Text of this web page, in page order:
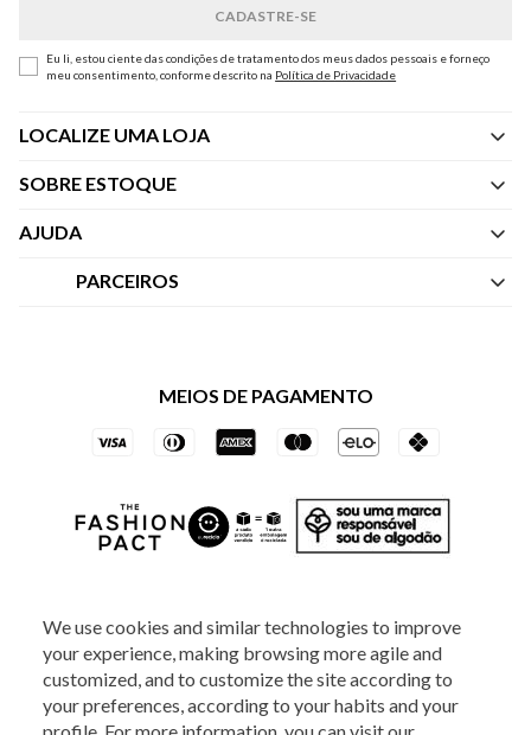
We use cookies and similar technologies to improve
your experience, making browsing more agile and
customized, and to customize the site according to
your preferences, according to your habits and your
Eu li, estou ciente das condições de tratamento dos meus dados pessoais e forneço
meu consentimento, conforme descrito na Política de Privacidade
LOCALIZE UMA LOJA
SOBRE ESTOQUE
Quem Somos
AJUDA
Central de Atendimento
Trocas e Devoluções
PARCEIROS
Vai de Visa
Azul Fidelidade
MEIOS DE PAGAMENTO